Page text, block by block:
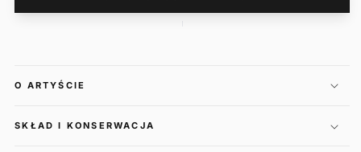
O ARTYŚCIE
SKŁAD I KONSERWACJA